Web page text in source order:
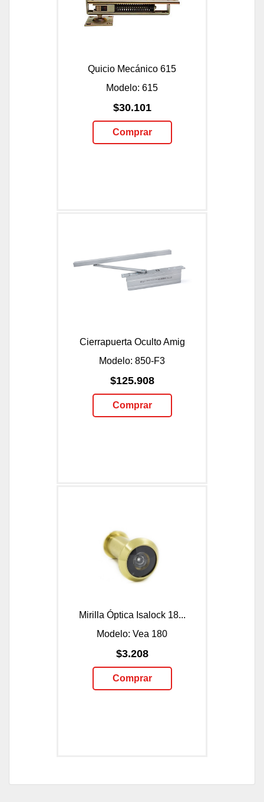
Quicio Mecánico 615
Modelo: 615
$30.101
Comprar
Cierrapuerta Oculto Amig
Modelo: 850-F3
$125.908
Comprar
Mirilla Óptica Isalock 18...
Modelo: Vea 180
$3.208
Comprar